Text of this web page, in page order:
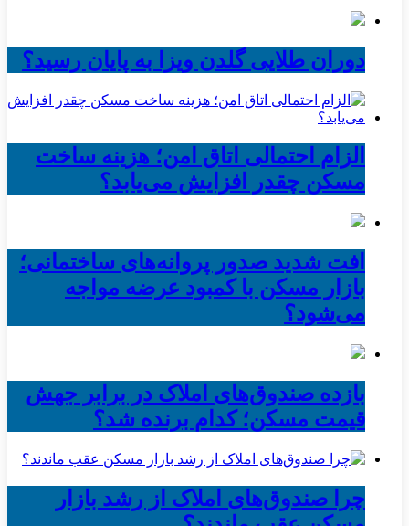
دوران طلایی گلدن ویزا به پایان رسید؟
الزام احتمالی اتاق امن؛ هزینه ساخت
مسکن چقدر افزایش می‌یابد؟
افت شدید صدور پروانه‌های ساختمانی؛
بازار مسکن با کمبود عرضه مواجه
می‌شود؟
بازده صندوق‌های املاک در برابر جهش
قیمت مسکن؛ کدام برنده شد؟
چرا صندوق‌های املاک از رشد بازار